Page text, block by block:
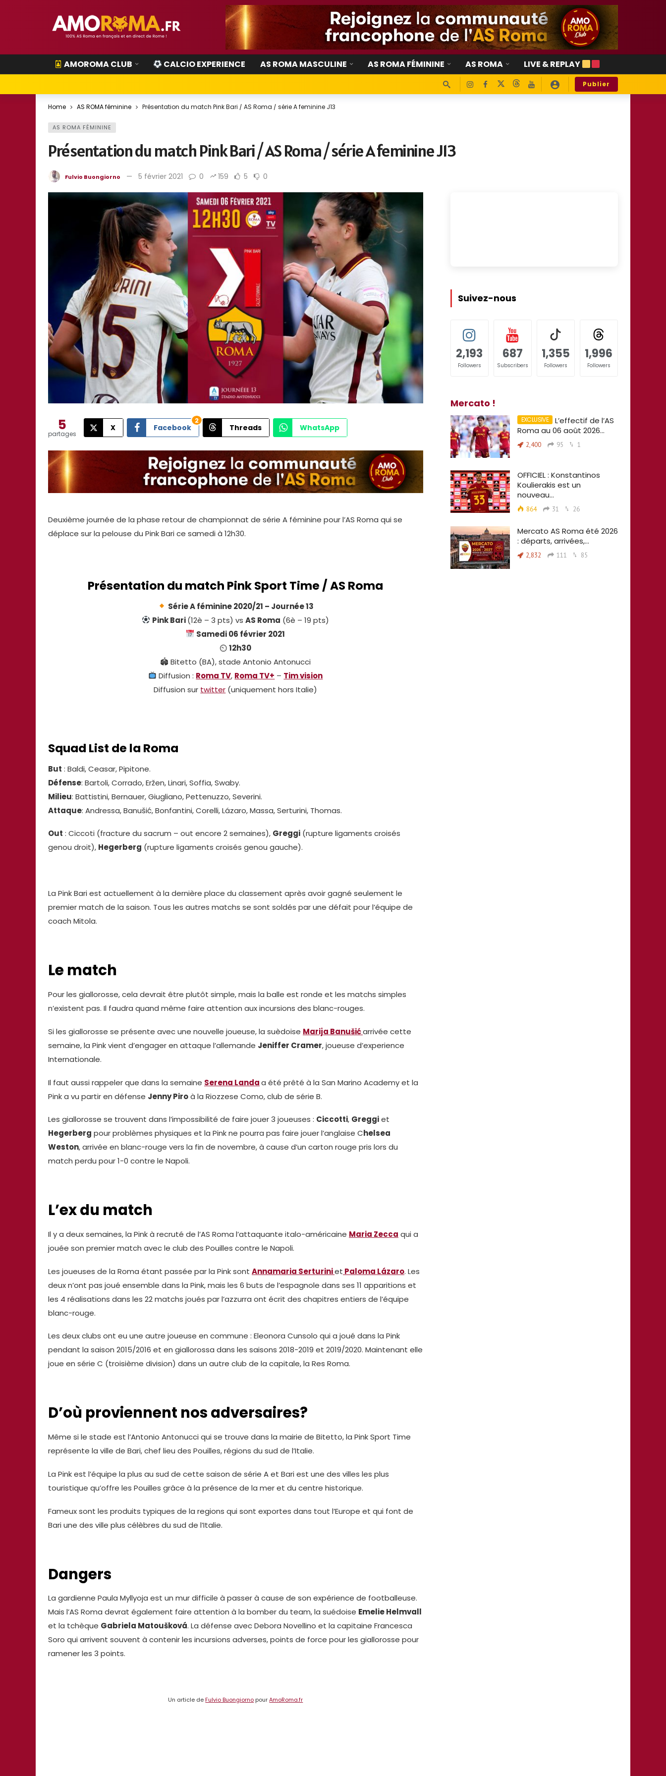
AMOROMA CLUB CALCIO EXPERIENCE AS ROMA MASCULINE AS ROMA FÉMININE AS ROMA LIVE & REPLAY
Publier
Home AS ROMA féminine Présentation du match Pink Bari / AS Roma / série A feminine J13
AS ROMA FÉMININE
Présentation du match Pink Bari / AS Roma / série A feminine J13
Fulvio Buongiorno 5 février 2021 0 159 5 0
5
partages
X Facebook
2
Threads WhatsApp
Deuxième journée de la phase retour de championnat de série A féminine pour l’AS Roma qui se
déplace sur la pelouse du Pink Bari ce samedi à 12h30.
Présentation du match Pink Sport Time / AS Roma
Série A féminine 2020/21 – Journée 13
Pink Bari(12è – 3 pts) vsAS Roma (6è – 19 pts)
Samedi 06 février 2021
⏲12h30
🏟 Bitetto (BA), stade Antonio Antonucci
Diffusion : Roma TV, Roma TV+ – Tim vision
Diffusion sur twitter (uniquement hors Italie)
Squad List de la Roma
But : Baldi, Ceasar, Pipitone.
Défense: Bartoli, Corrado, Eržen, Linari, Soffia, Swaby.
Milieu: Battistini, Bernauer, Giugliano, Pettenuzzo, Severini.
Attaque: Andressa, Banušić, Bonfantini, Corelli, Lázaro, Massa, Serturini, Thomas.
Out : Ciccoti (fracture du sacrum – out encore 2 semaines), Greggi (rupture ligaments croisés
genou droit), Hegerberg (rupture ligaments croisés genou gauche).
La Pink Bari est actuellement à la dernière place du classement après avoir gagné seulement le
premier match de la saison. Tous les autres matchs se sont soldés par une défait pour l’équipe de
coach Mitola.
Le match
Pour les giallorosse, cela devrait être plutôt simple, mais la balle est ronde et les matchs simples
n’existent pas. Il faudra quand même faire attention aux incursions des blanc-rouges.
Si les giallorosse se présente avec une nouvelle joueuse, la suèdoise Marija Banušićarrivée cette
semaine, la Pink vient d’engager en attaque l’allemande Jeniffer Cramer, joueuse d’experience
Internationale.
Il faut aussi rappeler que dans la semaine Serena Landaa été prêté à la San Marino Academy et la
Pink a vu partir en défense Jenny Piroà la Riozzese Como, club de série B.
Les giallorosse se trouvent dans l’impossibilité de faire jouer 3 joueuses : Ciccotti, Greggiet
Hegerberg pour problèmes physiques et la Pink ne pourra pas faire jouer l’anglaise Chelsea
Weston, arrivée en blanc-rouge vers la fin de novembre, à cause d’un carton rouge pris lors du
match perdu pour 1-0 contre le Napoli.
L’ex du match
Il y a deux semaines, la Pink à recruté de l’AS Roma l’attaquante italo-américaine Maria Zecca qui a
jouée son premier match avec le club des Pouilles contre le Napoli.
Les joueuses de la Roma étant passée par la Pink sont Annamaria Serturiniet Paloma Lázaro. Les
deux n’ont pas joué ensemble dans la Pink, mais les 6 buts de l’espagnole dans ses 11 apparitions et
les 4 réalisations dans les 22 matchs joués par l’azzurra ont écrit des chapitres entiers de l’équipe
blanc-rouge.
Les deux clubs ont eu une autre joueuse en commune : Eleonora Cunsolo qui a joué dans la Pink
pendant la saison 2015/2016 et en giallorossa dans les saisons 2018-2019 et 2019/2020. Maintenant elle
joue en série C (troisième division) dans un autre club de la capitale, la Res Roma.
D’où proviennent nos adversaires?
Même si le stade est l’Antonio Antonucci qui se trouve dans la mairie de Bitetto, la Pink Sport Time
représente la ville de Bari, chef lieu des Pouilles, régions du sud de l’Italie.
La Pink est l’équipe la plus au sud de cette saison de série A et Bari est une des villes les plus
touristique qu’offre les Pouilles grâce à la présence de la mer et du centre historique.
Fameux sont les produits typiques de la regions qui sont exportes dans tout l’Europe et qui font de
Bari une des ville plus célèbres du sud de l’Italie.
Dangers
La gardienne Paula Myllyoja est un mur difficile à passer à cause de son expérience de footballeuse.
Mais l’AS Roma devrat également faire attention à la bomber du team, la suédoise Emelie Helmvall
et la tchèque Gabriela Matoušková. La défense avec Debora Novellino et la capitaine Francesca
Soro qui arrivent souvent à contenir les incursions adverses, points de force pour les giallorosse pour
ramener les 3 points.
Un article deFulvio Buongiorno pourAmoRoma.fr
Suivez-nous
2,193
Followers
687
Subscribers
1,355
Followers
1,996
Followers
Mercato !
L’effectif de l’AS
Roma au 06 août 2026…
2,400 95 1
OFFICIEL : Konstantinos
Koulierakis est un
nouveau…
864 31 26
Mercato AS Roma été 2026
: départs, arrivées,…
2,832 111 85